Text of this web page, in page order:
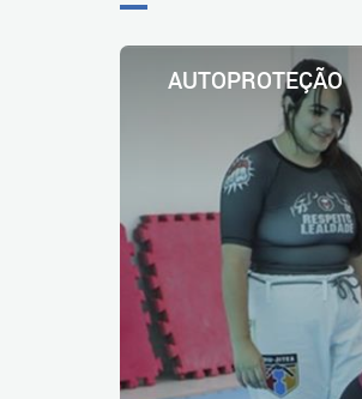
AUTOPROTEÇÃO